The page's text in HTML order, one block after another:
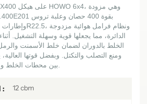
الدائرة، مما يجعلها قوية وسهلة التشغيل.
الخلط بالدوران لضمان خلط الأسمنت
ومنع التصلب والتكتل. وبفضل قوتها العالية،
القدرة على العمل : 12 cbm